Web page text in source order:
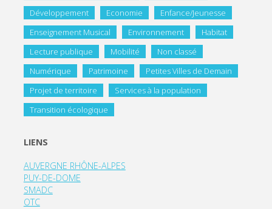
Développement
Economie
Enfance/Jeunesse
Enseignement Musical
Environnement
Habitat
Lecture publique
Mobilité
Non classé
Numérique
Patrimoine
Petites Villes de Demain
Projet de territoire
Services à la population
Transition écologique
LIENS
AUVERGNE RHÔNE-ALPES
PUY-DE-DOME
SMADC
OTC